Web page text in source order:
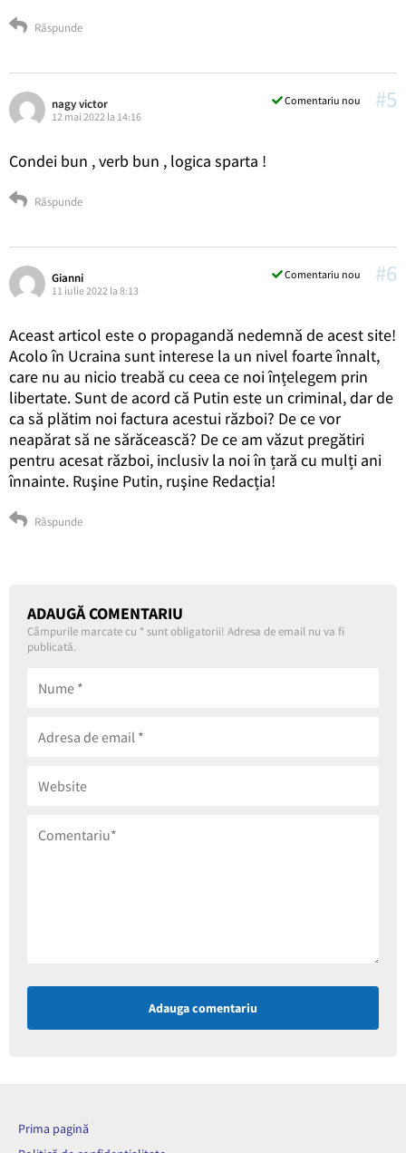
Răspunde
#5
Comentariu nou
nagy victor
12 mai 2022 la 14:16
Condei bun , verb bun , logica sparta !
Răspunde
#6
Comentariu nou
Gianni
11 iulie 2022 la 8:13
Aceast articol este o propagandă nedemnă de acest site!
Acolo în Ucraina sunt interese la un nivel foarte înnalt,
care nu au nicio treabă cu ceea ce noi înțelegem prin
libertate. Sunt de acord că Putin este un criminal, dar de
ca să plătim noi factura acestui război? De ce vor
neapărat să ne sărăcească? De ce am văzut pregătiri
pentru acesat război, inclusiv la noi în țară cu mulți ani
înnainte. Ruşine Putin, ruşine Redacția!
Răspunde
ADAUGĂ COMENTARIU
Câmpurile marcate cu *sunt obligatorii! Adresa de email nu va fi
publicată.
Adauga comentariu
Prima pagină